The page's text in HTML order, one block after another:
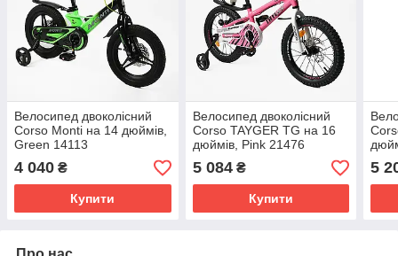
Велосипед двоколісний
Corso Monti на 14 дюймів,
Green 14113
4 040 ₴
Купити
Велосипед двоколісний
Corso TAYGER TG на 16
дюймів, Pink 21476
5 084₴
Купити
5